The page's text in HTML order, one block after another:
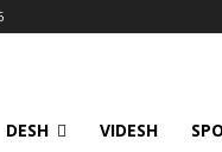
DESH VIDESH